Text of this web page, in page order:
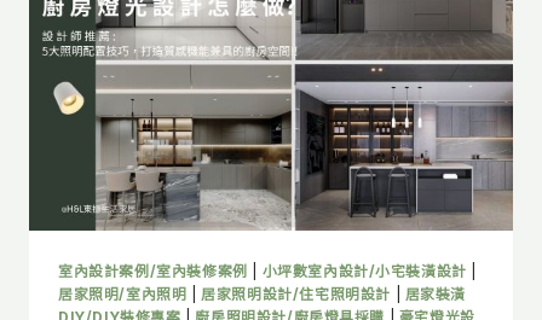
做？
大
照
明
配
置
重
點，
造
舒
室內設計案例/室內裝修案例 小坪數室內設計/小宅裝潢設計
居家照明/室內照明
居家照明設計/住宅照明設計
居家裝潢